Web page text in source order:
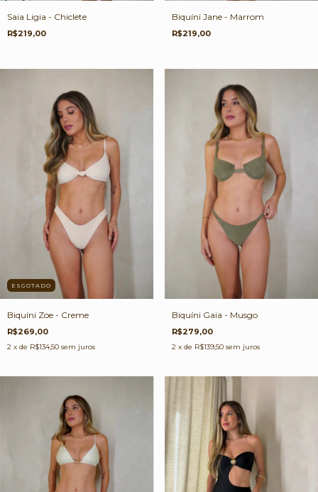
Saia Ligia - Chiclete
R$219,00
Biquíni Jane - Marrom
R$219,00
ESGOTADO
Biquíni Zoe - Creme
R$269,00
2 x de R$134,50 sem juros
Biquíni Gaia - Musgo
R$279,00
2 x de R$139,50 sem juros